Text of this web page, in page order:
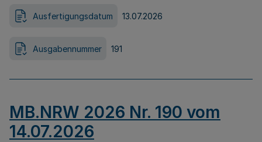
Ausfertigungsdatum 13.07.2026
Ausgabennummer 191
MB.NRW 2026 Nr. 190 vom
14.07.2026